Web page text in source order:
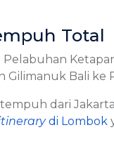
Total
Pelabuhan
Gilimanuk Bali ke
dari
di Lombok